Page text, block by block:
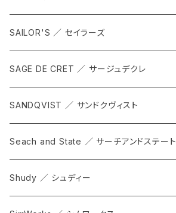
SAILOR'S ／ セイラーズ
SAGE DE CRET ／ サージュデクレ
SANDQVIST ／ サンドクヴィスト
Seach and State ／ サーチアンドステート
Shudy ／ シュディー